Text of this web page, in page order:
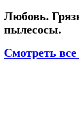
Любовь.
пылесосы.
Смотреть